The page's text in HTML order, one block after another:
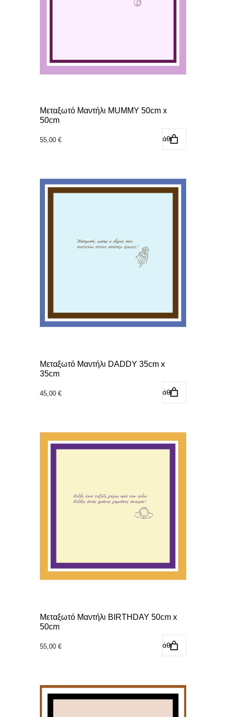
Μεταξωτό Μαντήλι MUMMY 50cm x
50cm
55,00 € Προσθήκη στο καλάθι
Μεταξωτό Μαντήλι DADDY 35cm x
35cm
45,00 € Προσθήκη στο καλάθι
Μεταξωτό Μαντήλι BIRTHDAY 50cm x
50cm
55,00 € Προσθήκη στο καλάθι